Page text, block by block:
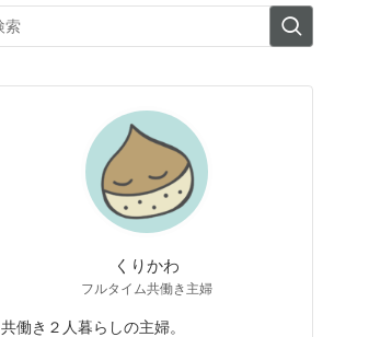
くりかわ
フルタイム共働き主婦
共働き２人暮らしの主婦。